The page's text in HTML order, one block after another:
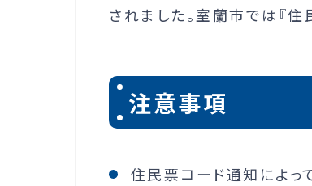
されました。室蘭市では『
注意事項
住民票コード通知によっ